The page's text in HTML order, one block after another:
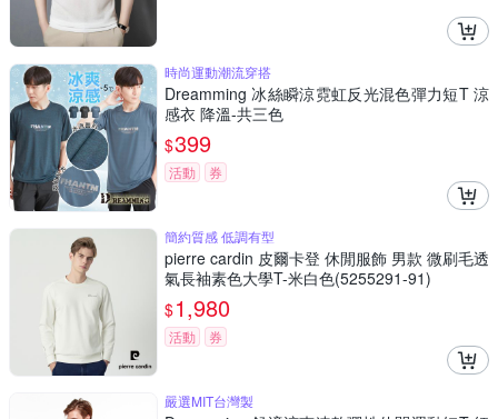
時尚運動潮流穿搭
Dreamming 冰絲瞬涼霓虹反光混色彈力短T 涼
感衣 降溫-共三色
$399
活動 券
簡約質感 低調有型
pierre cardin 皮爾卡登 休閒服飾 男款 微刷毛透
氣長袖素色大學T-米白色(5255291-91)
$1,980
活動 券
嚴選MIT台灣製